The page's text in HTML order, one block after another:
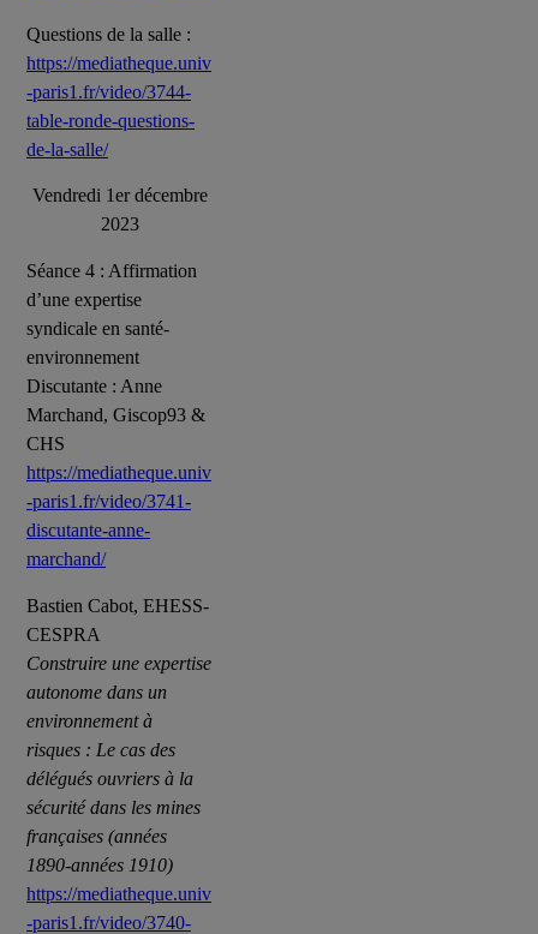
Questions de la salle :
https://mediatheque.univ
-paris1.fr/video/3744-
table-ronde-questions-
de-la-salle/
Vendredi 1er décembre
2023
Séance 4 : Affirmation
d’une expertise
syndicale en santé-
environnement
Discutante : Anne
Marchand, Giscop93 &
CHS
https://mediatheque.univ
-paris1.fr/video/3741-
discutante-anne-
marchand/
Bastien Cabot, EHESS-
CESPRA
Construire une expertise
autonome dans un
environnement à
risques : Le cas des
délégués ouvriers à la
sécurité dans les mines
françaises (années
1890-années 1910)
https://mediatheque.univ
-paris1.fr/video/3740-